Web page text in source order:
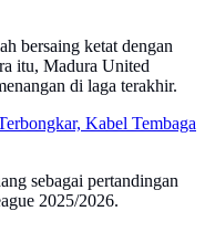
bersaing ketat dengan
itu, Madura United
di laga terakhir.
Kabel Tembaga
sebagai pertandingan
2025/2026.